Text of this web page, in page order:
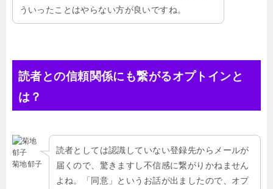
ういったことはやらない方が良いですね。
読者との信頼関係にも繋がるオプトインと
は？
菊地郁子
読者としては認識していない登録先からメールが
届くので、驚きますし不信感に繋がりかねません
よね。「同意」というお話が出ましたので、オプ